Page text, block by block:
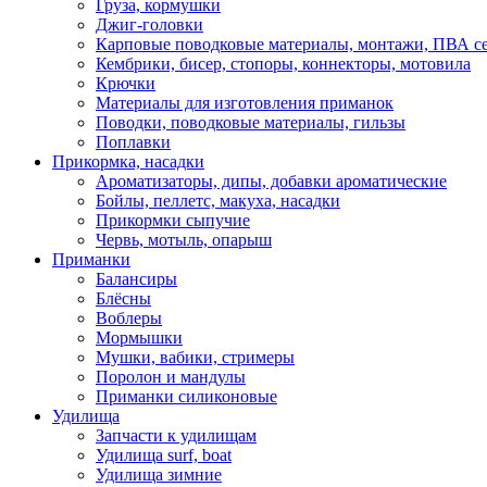
Груза, кормушки
Джиг-головки
Карповые поводковые материалы, монтажи, ПВА
Кембрики, бисер, стопоры, коннекторы, мотовила
Крючки
Материалы для изготовления приманок
Поводки, поводковые материалы, гильзы
Поплавки
Прикормка, насадки
Ароматизаторы, дипы, добавки ароматические
Бойлы, пеллетс, макуха, насадки
Прикормки сыпучие
Червь, мотыль, опарыш
Приманки
Балансиры
Блёсны
Воблеры
Мормышки
Мушки, вабики, стримеры
Поролон и мандулы
Приманки силиконовые
Удилища
Запчасти к удилищам
Удилища surf, boat
Удилища зимние